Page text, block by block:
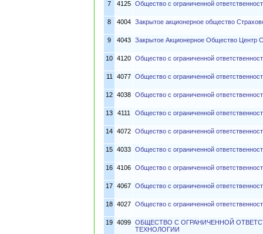
7 4125 Общество с ограниченной
8 4004 Закрытое акционерное общество
9 4043 Закрытое Акционерное Общество Центр
10 4120 Общество с ограниченной
11 4077 Общество с ограниченной
12 4038 Общество с ограниченной
13 4111 Общество с ограниченной
14 4072 Общество с ограниченной
15 4033 Общество с ограниченной
16 4106 Общество с ограниченной
17 4067 Общество с ограниченной
18 4027 Общество с ограниченной
19 4099 ОБЩЕСТВО С ОГРАНИЧЕННОЙ
ТЕХНОЛОГИИ